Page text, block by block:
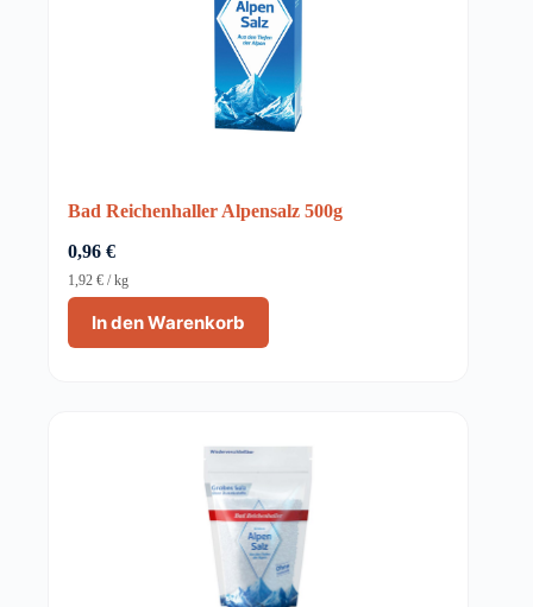
Bad Reichenhaller Alpensalz 500g
0,96 €
In den Warenkorb
1,92 € /kg